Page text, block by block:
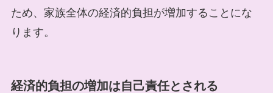
ため、家族全体の経済的負担が増加することにな
ります。
経済的負担の増加は自己責任とされる